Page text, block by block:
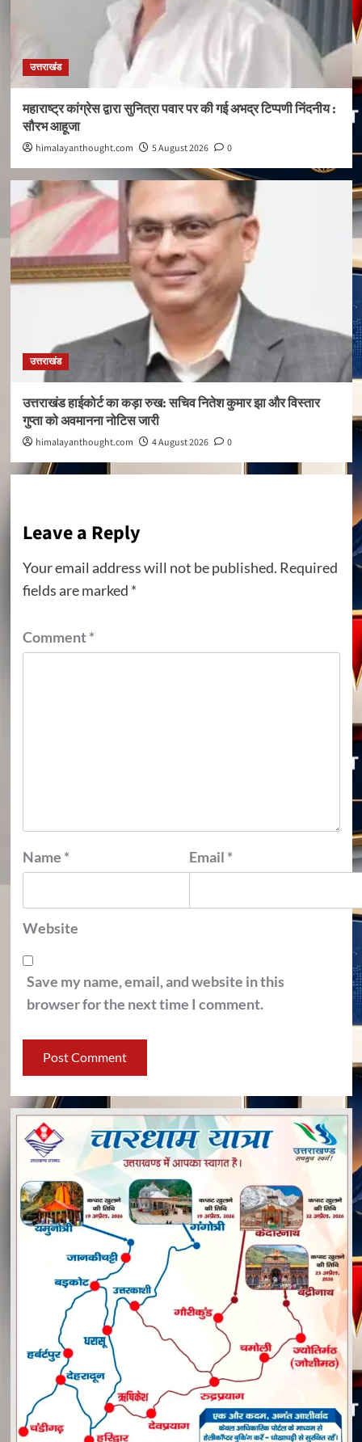
उत्तराखंड
महाराष्ट्र कांग्रेस द्वारा सुनित्रा पवार पर की गई अभद्र टिप्पणी निंदनीय :
सौरभ आहूजा
himalayanthought.com 5 August 2026 0
उत्तराखंड
उत्तराखंड हाईकोर्ट का कड़ा रुख: सचिव नितेश कुमार झा और विस्तार
गुप्ता को अवमानना नोटिस जारी
himalayanthought.com 4 August 2026 0
Leave a Reply
Your email address will not be published. Required
fields are marked *
Comment*
Name * Email *
Website
Save my name, email, and website in this
browser for the next time I comment.